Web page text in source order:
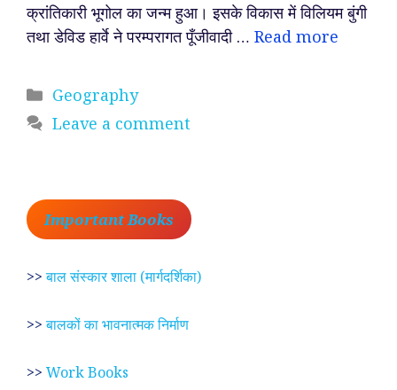
क्रांतिकारी भूगोल का जन्म हुआ। इसके विकास में विलियम बुंगी
तथा डेविड हार्वे ने परम्परागत पूँजीवादी … Read more
Categories
Geography
Leave a comment
Important Books
>>बाल संस्कार शाला (मार्गदर्शिका)
>>बालकों का भावनात्मक निर्माण
>> Work Books